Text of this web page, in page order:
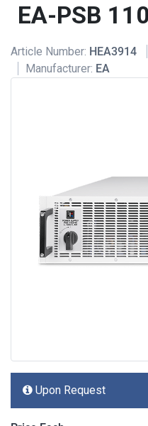
EA-PSB
Article Number: HEA3914
Manufacturer: EA
Upon Request